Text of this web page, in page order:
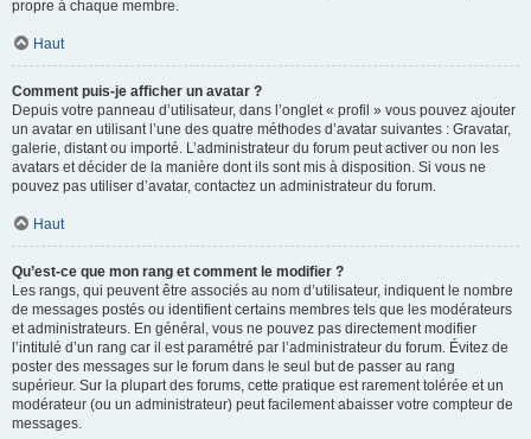
propre à chaque membre.
Haut
Comment puis-je afficher un avatar ?
Depuis votre panneau d’utilisateur, dans l’onglet « profil » vous pouvez ajouter
un avatar en utilisant l’une des quatre méthodes d’avatar suivantes : Gravatar,
galerie, distant ou importé. L’administrateur du forum peut activer ou non les
avatars et décider de la manière dont ils sont mis à disposition. Si vous ne
pouvez pas utiliser d’avatar, contactez un administrateur du forum.
Haut
Qu’est-ce que mon rang et comment le modifier ?
Les rangs, qui peuvent être associés au nom d’utilisateur, indiquent le nombre
de messages postés ou identifient certains membres tels que les modérateurs
et administrateurs. En général, vous ne pouvez pas directement modifier
l’intitulé d’un rang car il est paramétré par l’administrateur du forum. Évitez de
poster des messages sur le forum dans le seul but de passer au rang
supérieur. Sur la plupart des forums, cette pratique est rarement tolérée et un
modérateur (ou un administrateur) peut facilement abaisser votre compteur de
messages.